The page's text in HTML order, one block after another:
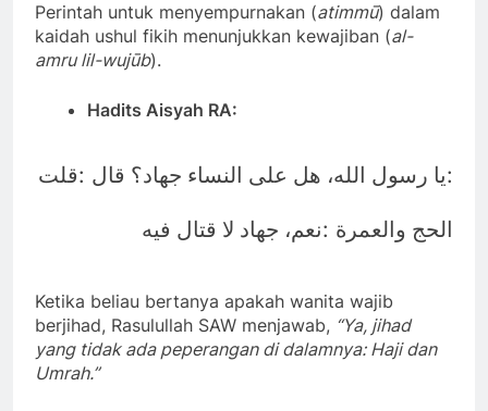
Perintah untuk menyempurnakan (atimmū) dalam
kaidah ushul fikih menunjukkan kewajiban (al-
amru lil-wujūb).
Hadits Aisyah RA:
قلت: يا رسول الله، هل على النساء جهاد؟ قال:
نعم، جهاد لا قتال فيه: الحج والعمرة
Ketika beliau bertanya apakah wanita wajib
berjihad, Rasulullah SAW menjawab, “Ya, jihad
yang tidak ada peperangan di dalamnya: Haji dan
Umrah.”